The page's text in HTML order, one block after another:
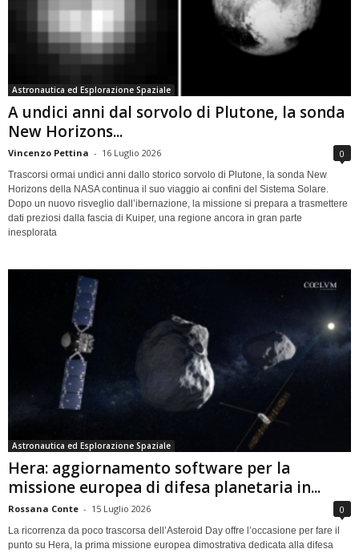
Astronautica ed Esplorazione Spaziale
A undici anni dal sorvolo di Plutone, la sonda
New Horizons...
Vincenzo Pettina - 16 Luglio 2026 0
Trascorsi ormai undici anni dallo storico sorvolo di Plutone, la sonda New
Horizons della NASA continua il suo viaggio ai confini del Sistema Solare.
Dopo un nuovo risveglio dall’ibernazione, la missione si prepara a trasmettere
dati preziosi dalla fascia di Kuiper, una regione ancora in gran parte
inesplorata
Astronautica ed Esplorazione Spaziale
Hera: aggiornamento software per la
missione europea di difesa planetaria in...
Rossana Conte - 15 Luglio 2026 0
La ricorrenza da poco trascorsa dell’Asteroid Day offre l’occasione per fare il
punto su Hera, la prima missione europea dimostrativa dedicata alla difesa